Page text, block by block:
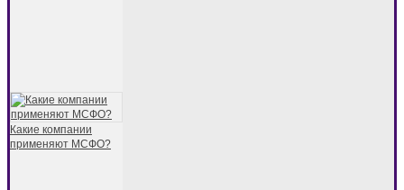
Какие компании
применяют МСФО?